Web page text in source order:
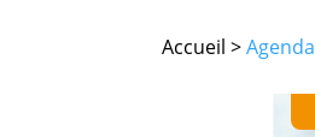
Accueil >Agenda